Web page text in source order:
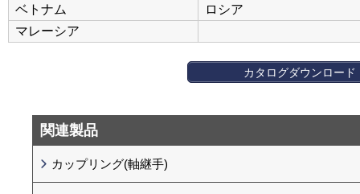
ベトナム
ロシア
マレーシア
カタログダウンロード
関連製品
カップリング(軸継手)